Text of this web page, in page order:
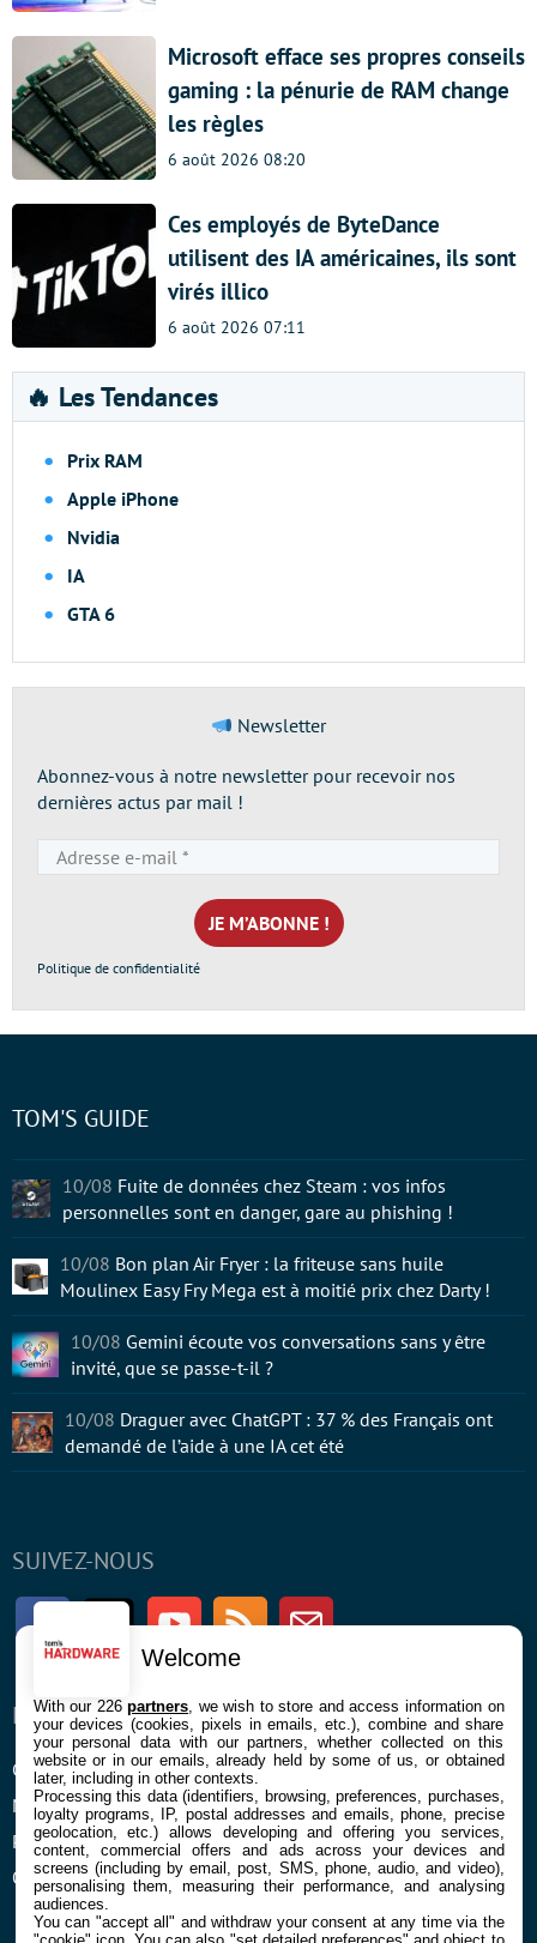
Microsoft efface ses propres conseils
gaming : la pénurie de RAM change
les règles
6 août 2026 08:20
Ces employés de ByteDance
utilisent des IA américaines, ils sont
virés illico
6 août 2026 07:11
🔥 Les Tendances
Prix RAM
Apple iPhone
Nvidia
IA
GTA 6
Newsletter
Abonnez-vous à notre newsletter pour recevoir nos
dernières actus par mail !
e-
mail
*
Politique de confidentialité
SUIVEZ-NOUS
FacebookTwitter Youtube RSS Newsletter
ENTREPRISE
Confidentialité et Cookies
Mentions légales et CGU
Préférences Cookies
Qui sommes nous
À PROPOS
Contact
TOM'S GUIDE
10/08 Fuite de données chez Steam : vos infos
personnelles sont en danger, gare au phishing !
10/08 Bon plan Air Fryer : la friteuse sans huile
Moulinex Easy Fry Mega est à moitié prix chez Darty !
10/08 Gemini écoute vos conversations sans y être
invité, que se passe-t-il ?
10/08 Draguer avec ChatGPT : 37 % des Français ont
demandé de l’aide à une IA cet été
Welcome
With our 226partners , we wish to store and access information on
your devices (cookies, pixels in emails, etc.), combine and share
your personal data with our partners, whether collected on this
website or in our emails, already held by some of us, or obtained
later, including in other contexts.
Processing this data (identifiers, browsing, preferences, purchases,
loyalty programs, IP, postal addresses and emails, phone, precise
geolocation, etc.) allows developing and offering you services,
content, commercial offers and ads across your devices and
screens (including by email, post, SMS, phone, audio, and video),
personalising them, measuring their performance, and analysing
audiences.
You can "accept all" and withdraw your consent at any time via the
"cookie" icon. You can also "set detailed preferences" and object to